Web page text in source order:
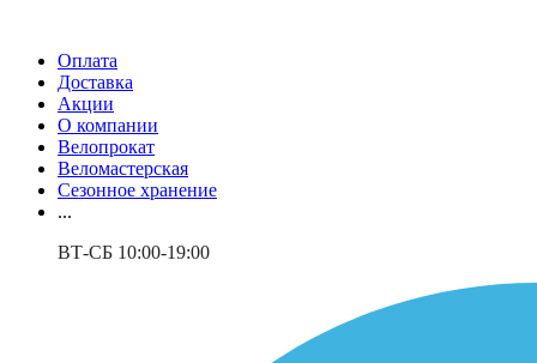
Оплата
Доставка
Акции
О компании
Велопрокат
Веломастерская
Сезонное хранение
...
ВТ-СБ 10:00-19:00